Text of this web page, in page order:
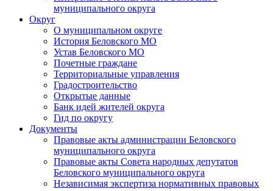
муниципального округа
Округ
О муниципальном округе
История Беловского МО
Устав Беловского МО
Почетные граждане
Территориальные управления
Градостроительство
Открытые данные
Банк идей жителей округа
Гид по округу
Документы
Правовые акты администрации Беловского
муниципального округа
Правовые акты Совета народных депутатов
Беловского муниципального округа
Независимая экспертиза нормативных правовых